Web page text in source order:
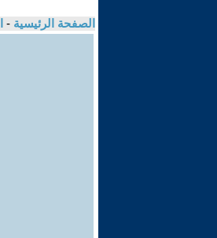
الصفحة الرئيسية -